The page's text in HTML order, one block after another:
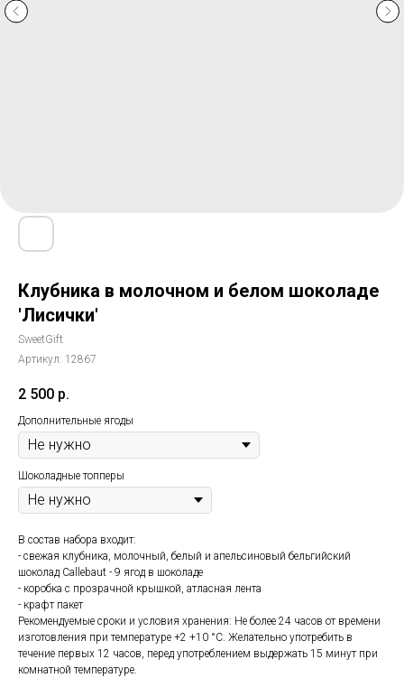
Клубника в молочном и белом шоколаде
'Лисички'
SweetGift
Артикул: 12867
2 500 р.
Дополнительные ягоды
Шоколадные топперы
В состав набора входит:
- свежая клубника, молочный, белый и апельсиновый бельгийский
шоколад Callebaut - 9 ягод в шоколаде
- коробка с прозрачной крышкой, атласная лента
- крафт пакет
Рекомендуемые сроки и условия хранения: Не более 24 часов от времени
изготовления при температуре +2 +10 °С. Желательно употребить в
течение первых 12 часов, перед употреблением выдержать 15 минут при
комнатной температуре.